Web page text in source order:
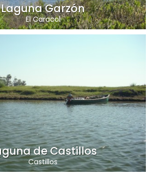
Laguna Garzón
El Caracol
de Castillos
Castillos